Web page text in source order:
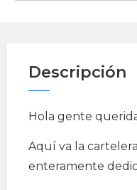
Descripción
Hola gente
Aquí va la
enteramente